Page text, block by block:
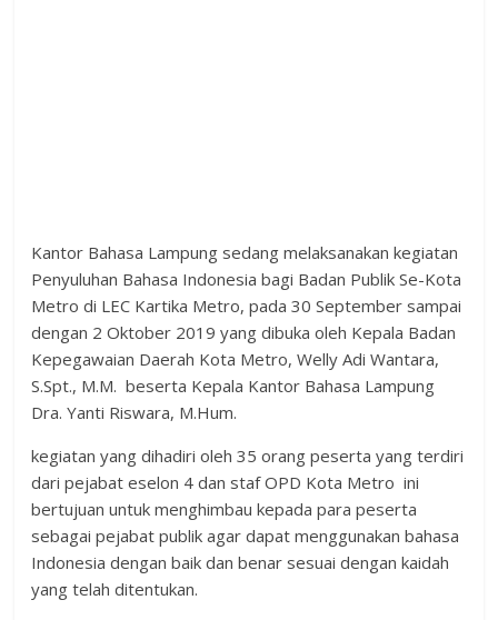
Kantor Bahasa Lampung sedang melaksanakan kegiatan
Penyuluhan Bahasa Indonesia bagi Badan Publik Se-Kota
Metro di LEC Kartika Metro, pada 30 September sampai
dengan 2 Oktober 2019 yang dibuka oleh Kepala Badan
Kepegawaian Daerah Kota Metro, Welly Adi Wantara,
S.Spt., M.M. beserta Kepala Kantor Bahasa Lampung
Dra. Yanti Riswara, M.Hum.
kegiatan yang dihadiri oleh 35 orang peserta yang terdiri
dari pejabat eselon 4 dan staf OPD Kota Metro ini
bertujuan untuk menghimbau kepada para peserta
sebagai pejabat publik agar dapat menggunakan bahasa
Indonesia dengan baik dan benar sesuai dengan kaidah
yang telah ditentukan.